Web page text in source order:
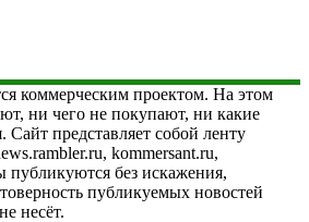
коммерческим проектом. На этом
ни чего не покупают, ни какие
Сайт представляет собой ленту
kommersant.ru,
публикуются без искажения,
публикуемых новостей
несёт.